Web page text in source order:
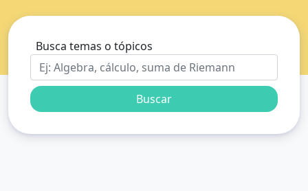
Busca temas o tópicos
Buscar